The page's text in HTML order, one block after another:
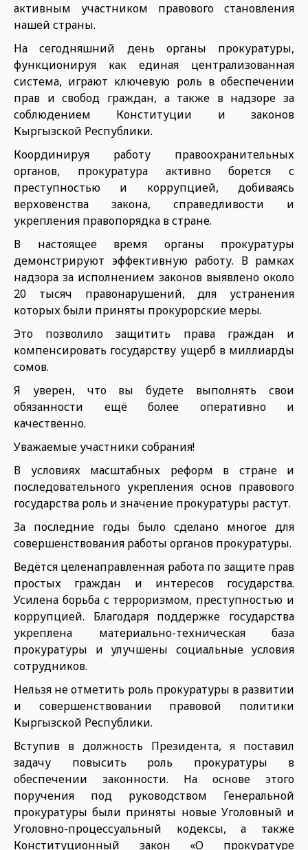
активным участником правового становления
нашей страны.
На сегодняшний день органы прокуратуры,
функционируя как единая централизованная
система, играют ключевую роль в обеспечении
прав и свобод граждан, а также в надзоре за
соблюдением Конституции и законов
Кыргызской Республики.
Координируя работу правоохранительных
органов, прокуратура активно борется с
преступностью и коррупцией, добиваясь
верховенства закона, справедливости и
укрепления правопорядка в стране.
В настоящее время органы прокуратуры
демонстрируют эффективную работу. В рамках
надзора за исполнением законов выявлено около
20 тысяч правонарушений, для устранения
которых были приняты прокурорские меры.
Это позволило защитить права граждан и
компенсировать государству ущерб в миллиарды
сомов.
Я уверен, что вы будете выполнять свои
обязанности ещё более оперативно и
качественно.
Уважаемые участники собрания!
В условиях масштабных реформ в стране и
последовательного укрепления основ правового
государства роль и значение прокуратуры растут.
За последние годы было сделано многое для
совершенствования работы органов прокуратуры.
Ведётся целенаправленная работа по защите прав
простых граждан и интересов государства.
Усилена борьба с терроризмом, преступностью и
коррупцией. Благодаря поддержке государства
укреплена материально-техническая база
прокуратуры и улучшены социальные условия
сотрудников.
Нельзя не отметить роль прокуратуры в развитии
и совершенствовании правовой политики
Кыргызской Республики.
Вступив в должность Президента, я поставил
задачу повысить роль прокуратуры в
обеспечении законности. На основе этого
поручения под руководством Генеральной
прокуратуры были приняты новые Уголовный и
Уголовно-процессуальный кодексы, а также
Конституционный закон «О прокуратуре